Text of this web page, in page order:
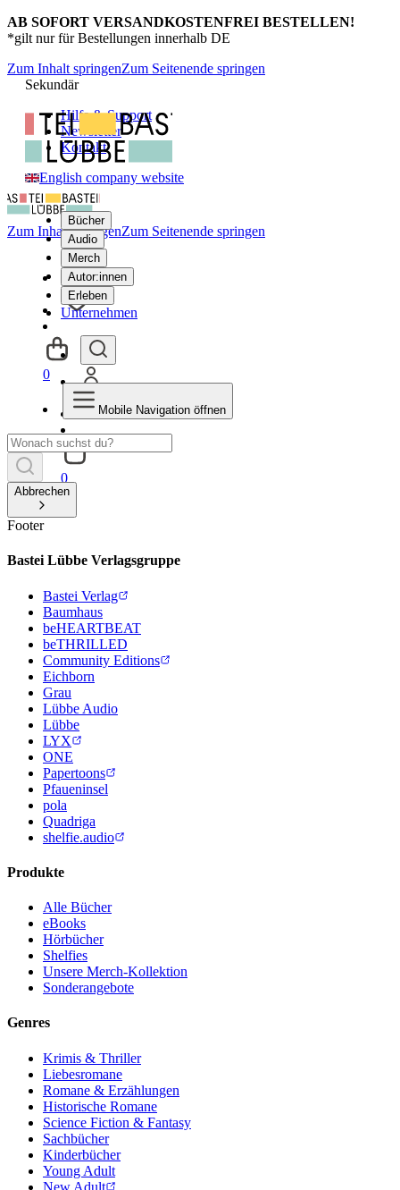
AB SOFORT VERSANDKOSTENFREI BESTELLEN!
*gilt nur für Bestellungen innerhalb DE
Zum Inhalt springenZum Seitenende springen
Sekundär
Hilfe & Support
Newsletter
Kontakt
English company website
Bücher
Audio
Merch
Autor:innen
Erleben
Unternehmen
0
Zum Inhalt springenZum Seitenende springen
0
Mobile Navigation öffnen
Abbrechen
Footer
Bastei Lübbe Verlagsgruppe
Bastei Verlag
Baumhaus
beHEARTBEAT
beTHRILLED
Community Editions
Eichborn
Grau
Lübbe Audio
Lübbe
LYX
ONE
Papertoons
Pfaueninsel
pola
Quadriga
shelfie.audio
Produkte
Alle Bücher
eBooks
Hörbücher
Shelfies
Unsere Merch-Kollektion
Sonderangebote
Genres
Krimis & Thriller
Liebesromane
Romane & Erzählungen
Historische Romane
Science Fiction & Fantasy
Sachbücher
Kinderbücher
Young Adult
New Adult